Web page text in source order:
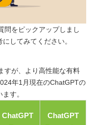
問をピックアップしまし
してみてください。
すが、より高性能な有料
年1月現在のChatGPTの
す。
ChatGPT
ChatGPT